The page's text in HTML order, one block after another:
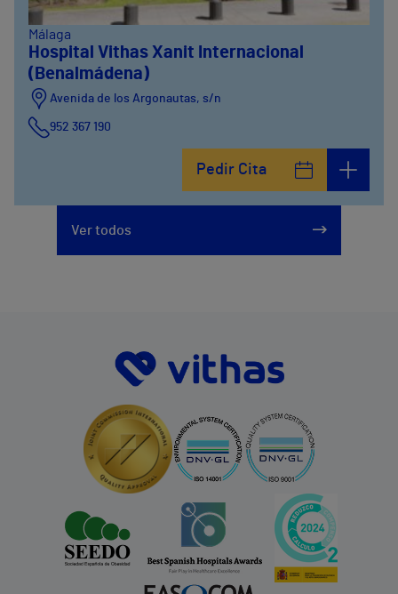
Málaga
Hospital Vithas Xanit Internacional
(Benalmádena)
Avenida de los Argonautas, s/n
952 367 190
Pedir Cita
Ver todos